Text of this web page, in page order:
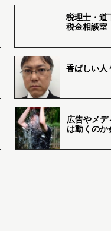
税理士・道
税金相談室
香ばしい
広告やメデ
は動くのか